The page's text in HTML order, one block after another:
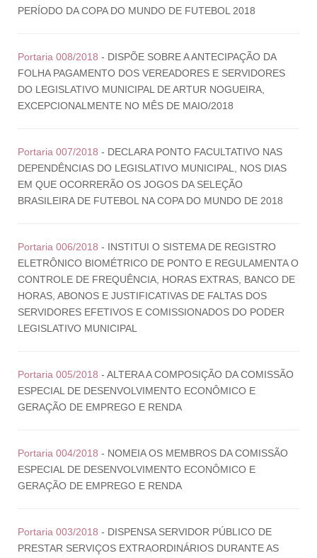
PERÍODO DA COPA DO MUNDO DE FUTEBOL 2018
Portaria 008/2018 - DISPÕE SOBRE A ANTECIPAÇÃO DA
FOLHA PAGAMENTO DOS VEREADORES E SERVIDORES
DO LEGISLATIVO MUNICIPAL DE ARTUR NOGUEIRA,
EXCEPCIONALMENTE NO MÊS DE MAIO/2018
Portaria 007/2018 - DECLARA PONTO FACULTATIVO NAS
DEPENDÊNCIAS DO LEGISLATIVO MUNICIPAL, NOS DIAS
EM QUE OCORRERÃO OS JOGOS DA SELEÇÃO
BRASILEIRA DE FUTEBOL NA COPA DO MUNDO DE 2018
Portaria 006/2018 - INSTITUI O SISTEMA DE REGISTRO
ELETRÔNICO BIOMÉTRICO DE PONTO E REGULAMENTA O
CONTROLE DE FREQUÊNCIA, HORAS EXTRAS, BANCO DE
HORAS, ABONOS E JUSTIFICATIVAS DE FALTAS DOS
SERVIDORES EFETIVOS E COMISSIONADOS DO PODER
LEGISLATIVO MUNICIPAL
Portaria 005/2018 - ALTERA A COMPOSIÇÃO DA COMISSÃO
ESPECIAL DE DESENVOLVIMENTO ECONÔMICO E
GERAÇÃO DE EMPREGO E RENDA
Portaria 004/2018 - NOMEIA OS MEMBROS DA COMISSÃO
ESPECIAL DE DESENVOLVIMENTO ECONÔMICO E
GERAÇÃO DE EMPREGO E RENDA
Portaria 003/2018 - DISPENSA SERVIDOR PÚBLICO DE
PRESTAR SERVIÇOS EXTRAORDINÁRIOS DURANTE AS